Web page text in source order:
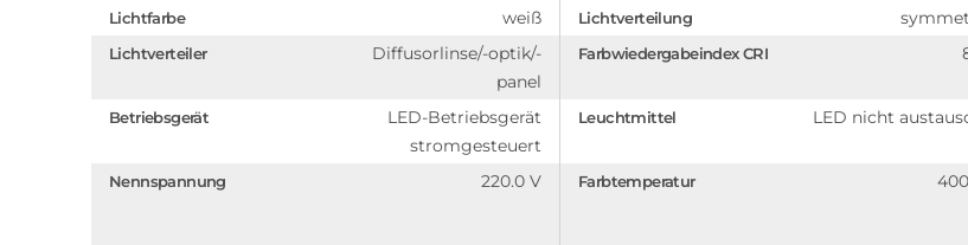
Lichtfarbe weiß Lichtverteilung
Lichtverteiler
Diffusorlinse/-optik/-
panel
Farbwiedergabeindex CRI
Betriebsgerät
LED-Betriebsgerät
stromgesteuert
Leuchtmittel LED nicht
Nennspannung 220.0 V Farbtemperatur